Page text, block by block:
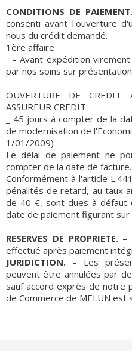
CONDITIONS DE
consenti avant l'ouverture
nous du crédit demandé.
1ère affaire
- Avant expédition
par nos soins sur
OUVERTURE DE CREDIT
ASSUREUR CREDIT
_ 45 jours à compter de la
de modernisation de
1/01/2009)
Le délai de paiement ne
compter de la date de facture.
Conformément à l'article
pénalités de retard, au taux
de 40 €, sont dues à défaut
date de paiement figurant sur
RESERVES DE PROPRIETE.–
effectué après paiement
JURIDICTION. – Les
peuvent être annulées par
sauf accord exprès de notre
de Commerce de MELUN est